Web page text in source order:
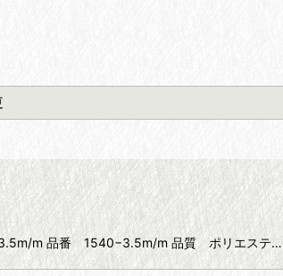
3.5m/m 品番 1540−3.5m/m 品質 ポリエステ…